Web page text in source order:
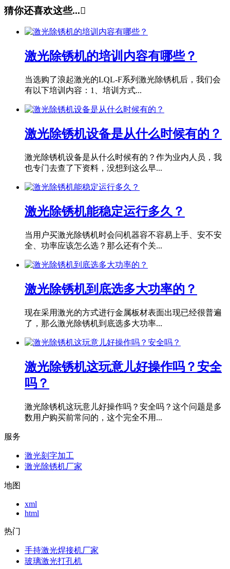
猜你还喜欢这些...
激光除锈机的培训内容有哪些？
当选购了浪起激光的LQL-F系列激光除锈机后，我们会
有以下培训内容：1、培训方式...
激光除锈机设备是从什么时候有的？
激光除锈机设备是从什么时候有的？作为业内人员，我
也专门去查了下资料，没想到这么早...
激光除锈机能稳定运行多久？
当用户买激光除锈机时会问机器容不容易上手、安不安
全、功率应该怎么选？那么还有个关...
激光除锈机到底选多大功率的？
现在采用激光的方式进行金属板材表面出现已经很普遍
了，那么激光除锈机到底选多大功率...
激光除锈机这玩意儿好操作吗？安全
吗？
激光除锈机这玩意儿好操作吗？安全吗？这个问题是多
数用户购买前常问的，这个完全不用...
服务
激光刻字加工
激光除锈机厂家
地图
xml
html
热门
手持激光焊接机厂家
玻璃激光打孔机